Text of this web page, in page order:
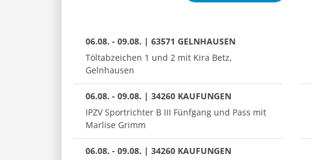
06.08. - 09.08. | 63571 GELNHAUSEN
Töltabzeichen 1 und 2 mit Kira Betz,
Gelnhausen
06.08. - 09.08. | 34260 KAUFUNGEN
IPZV Sportrichter B III Fünfgang und Pass mit
Marlise Grimm
06.08. - 09.08. | 34260 KAUFUNGEN